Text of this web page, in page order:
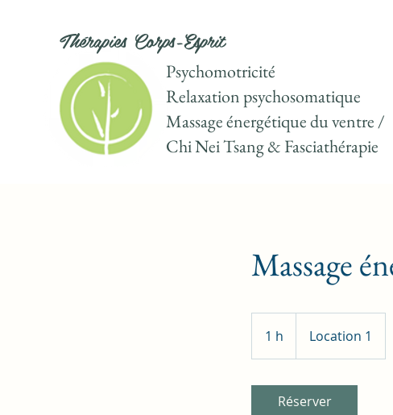
Psychomotricité
Relaxation psychosomatique
Massage énergétique du ventre /
Chi Nei Tsang & Fasciathérapie
Thérapies Corps-Esprit
Massage
1 h Location 1
Réserver